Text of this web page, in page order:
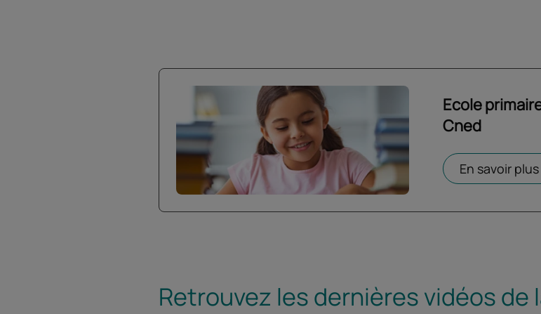
Ecole
Cned
En savoir plus
Ouvrir dans un
Retrouvez les dernières vidéos de